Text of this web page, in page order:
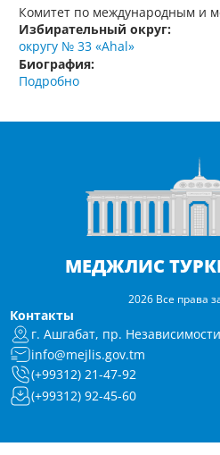
Комитет по международным и
Избирательный округ:
округу № 33 «Ahal»
Биография:
Подробно
МЕДЖЛИС
2026 Все права
Контакты
г. Ашгабат, пр.
info@mejlis.gov.tm
(+99312) 21-47-92
(+99312) 92-45-60